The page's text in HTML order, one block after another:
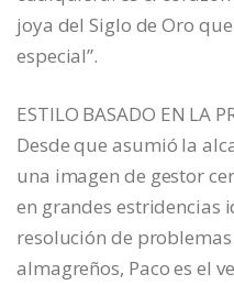
joya del Siglo de Oro
especial”.
ESTILO BASADO EN LA
Desde que asumió la
una imagen de gestor
en grandes estridencias
resolución de
almagreños, Paco es el